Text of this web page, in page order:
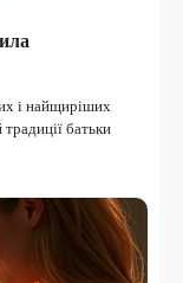
і найщиріших
батьки